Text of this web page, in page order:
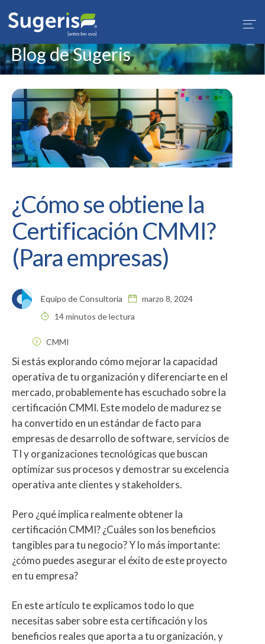
Blog de Sugeris
¿Cómo se obtiene la
Certificación CMMI?
(Para empresas)
Equipo de Consultoría
marzo 8, 2024
14 minutos de lectura
CMMI
Si estás explorando cómo mejorar la capacidad
operativa de tu organización y diferenciarte en el
mercado, probablemente has escuchado sobre la
certificación CMMI. Este modelo de madurez se
ha convertido en un estándar de facto para
empresas de desarrollo de software, servicios de
TI y organizaciones tecnológicas que buscan
optimizar sus procesos y demostrar su excelencia
operativa ante clientes y stakeholders.
Pero ¿qué implica realmente obtener la
certificación CMMI? ¿Cuáles son los beneficios
tangibles para tu negocio? Y lo más importante:
¿cómo puedes asegurar el éxito de este proyecto
en tu empresa?
En este artículo te explicamos todo lo que
necesitas saber sobre esta certificación y los
beneficios reales que aporta a tu organización, y